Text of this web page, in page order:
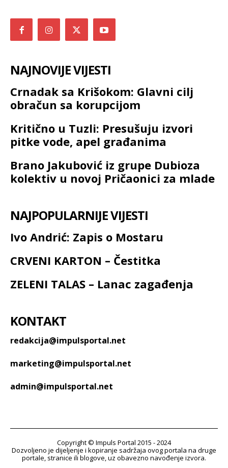
NAJNOVIJE VIJESTI
Crnadak sa Krišokom: Glavni cilj
obračun sa korupcijom
Kritično u Tuzli: Presušuju izvori
pitke vode, apel građanima
Brano Jakubović iz grupe Dubioza
kolektiv u novoj Pričaonici za mlade
NAJPOPULARNIJE VIJESTI
Ivo Andrić: Zapis o Mostaru
CRVENI KARTON – Čestitka
ZELENI TALAS – Lanac zagađenja
KONTAKT
redakcija@impulsportal.net
marketing@impulsportal.net
admin@impulsportal.net
Copyright © Impuls Portal 2015 - 2024
Dozvoljeno je dijeljenje i kopiranje sadržaja ovog portala na druge
portale, stranice ili blogove, uz obavezno navođenje izvora.